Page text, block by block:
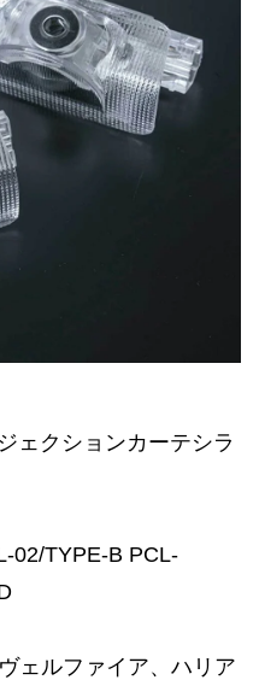
ェクションカーテシラ
02/TYPE-B PCL-
ェルファイア、ハリア